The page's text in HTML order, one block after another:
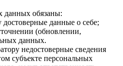
данных обязаны:
данные о себе;
(обновлении,
данных.
недостоверные сведения
субъекте персональных